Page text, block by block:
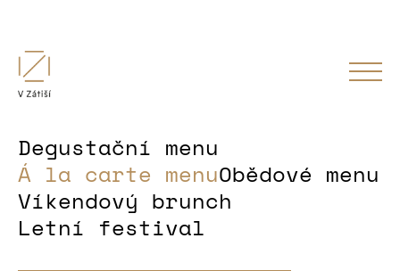
Degustační menu
Á la carte menuObědové menu
Víkendový brunch
Letní festival